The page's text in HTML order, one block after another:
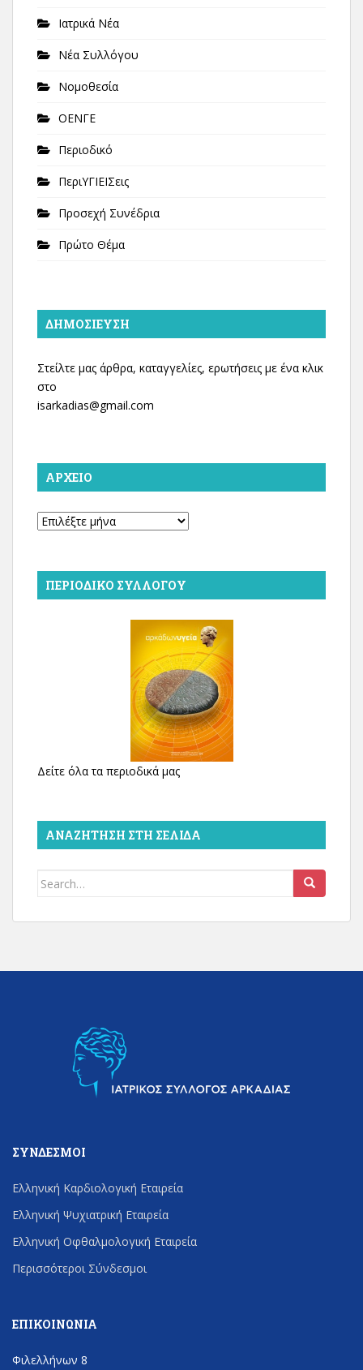
Ιατρικά Νέα
Νέα Συλλόγου
Νομοθεσία
ΟΕΝΓΕ
Περιοδικό
ΠεριΥΓΙΕΙΣεις
Προσεχή Συνέδρια
Πρώτο Θέμα
ΔΗΜΟΣΊΕΥΣΗ
Στείλτε μας άρθρα, καταγγελίες, ερωτήσεις με ένα κλικ
στο
isarkadias@gmail.com
ΑΡΧΕΊΟ
Αρχείο
ΠΕΡΙΟΔΙΚΌ ΣΥΛΛΌΓΟΥ
Δείτε όλα τα περιοδικά μας
ΑΝΑΖΉΤΗΣΗ ΣΤΗ ΣΕΛΊΔΑ
Search
ΣΎΝΔΕΣΜΟΙ
Ελληνική Καρδιολογική Εταιρεία
Ελληνική Ψυχιατρική Εταιρεία
Ελληνική Οφθαλμολογική Εταιρεία
Περισσότεροι Σύνδεσμοι
ΕΠΙΚΟΙΝΩΝΊΑ
Φιλελλήνων 8